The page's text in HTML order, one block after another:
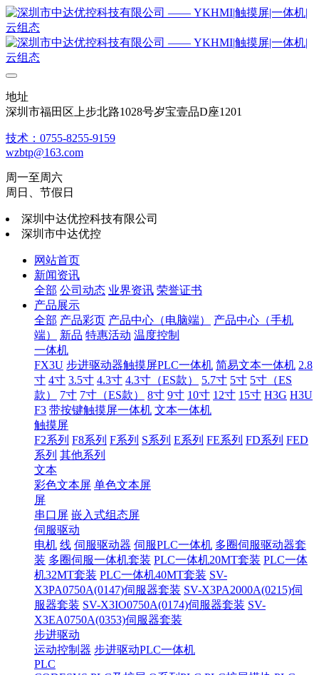
地址
深圳市福田区上步北路1028号岁宝壹品D座1201
技术：0755-8255-9159
wzbtp@163.com
周一至周六
周日、节假日
深圳中达优控科技有限公司
深圳市中达优控
网站首页
新闻资讯
全部 公司动态 业界资讯 荣誉证书
产品展示
全部 产品彩页 产品中心（电脑端）
产品中心（手机
端）
新品 特惠活动 温度控制
一体机
FX3U 步进驱动器触摸屏PLC一体机 简易文本一体机 2.8
寸 4寸 3.5寸 4.3寸 4.3寸（ES款） 5.7寸 5寸 5寸（ES
款）
7寸 7寸（ES款） 8寸 9寸 10寸 12寸 15寸 H3G H3U
F3 带按键触摸屏一体机 文本一体机
触摸屏
F2系列 F8系列 F系列 S系列 E系列 FE系列 FD系列 FED
系列 其他系列
文本
彩色文本屏 单色文本屏
屏
串口屏 嵌入式组态屏
伺服驱动
电机 线 伺服驱动器 伺服PLC一体机 多圈伺服驱动器套
装 多圈伺服一体机套装 PLC一体机20MT套装 PLC一体
机32MT套装 PLC一体机40MT套装 SV-
X3PA0750A(0147)伺服器套装 SV-X3PA2000A(0215)伺
服器套装 SV-X3IO0750A(0174)伺服器套装 SV-
X3EA0750A(0353)伺服器套装
步进驱动
运动控制器 步进驱动PLC一体机
PLC